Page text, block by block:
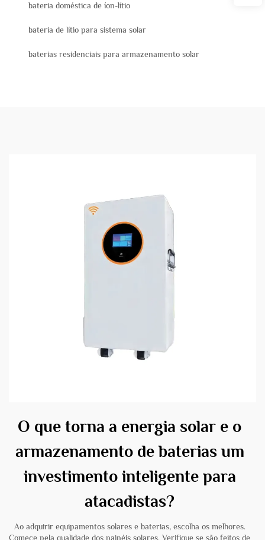
bateria doméstica de íon-lítio
bateria de lítio para sistema solar
baterias residenciais para armazenamento solar
O que torna a energia solar e o
armazenamento de baterias um
investimento inteligente para
atacadistas?
Ao adquirir equipamentos solares e baterias, escolha os melhores.
Comece pela qualidade dos painéis solares. Verifique se são feitos de